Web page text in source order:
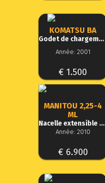
KOMATSU BA
Godet de chargement
Année: 2001
€ 1.500
MANITOU 2,25-4
ML
Nacelle extensible et orientable
Année: 2010
€ 6.900